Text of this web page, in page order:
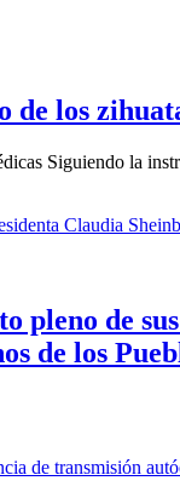
los
Siguiendo la
pleno de
de los